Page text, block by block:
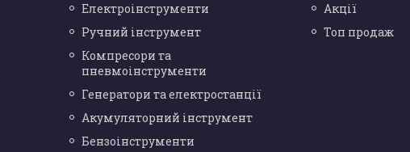
Електроінструменти
Ручний інструмент
Компресори та
пневмоінструменти
Генератори та електростанції
Акумуляторний інструмент
Бензоінструменти
Акції
Топ продаж